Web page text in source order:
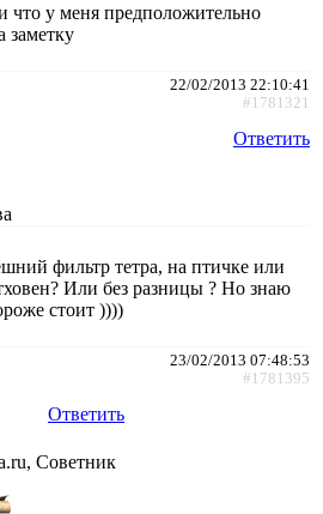
что у меня предположительно
заметку
22/02/2013 22:10:41
#1781321
Ответить
фильтр тетра, на птичке или
Или без разницы ? Но знаю
стоит ))))
23/02/2013 07:48:53
#1781395
Ответить
Советник